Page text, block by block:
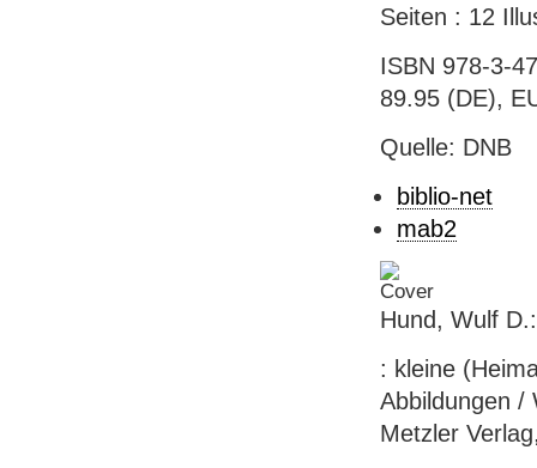
Seiten : 12
ISBN 978-3-
89.95 (DE),
Quelle: DNB
biblio-net
mab2
Hund, Wulf
: kleine
Abbildungen /
Metzler